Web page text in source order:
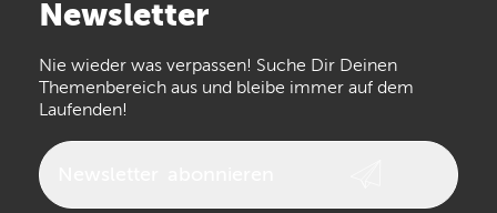
the t.bone
Walrus Audio Epiphone
Newsletter
Nie wieder was verpassen! Suche Dir Deinen
Themenbereich aus und bleibe immer auf dem
Laufenden!